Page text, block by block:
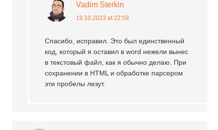
Vadim Sterkin
19.10.2023 at 22:59
Спасибо, исправил. Это был единственный
код, который я оставил в word нежели вынес
в текстовый файл, как я обычно делаю. При
сохранении в HTML и обработке парсером
эти пробелы лезут.